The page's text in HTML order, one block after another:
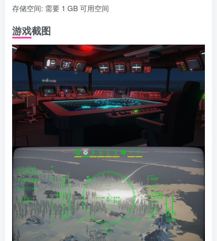
存储空间: 需要 1 GB 可用空间
游戏截图